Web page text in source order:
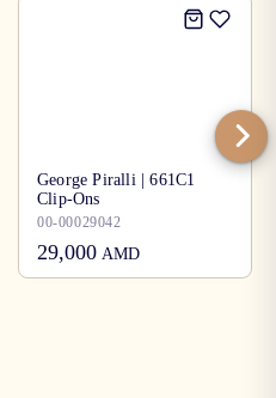
George Piralli | 661C1
Clip-Ons
00-00029042
29,000 AMD